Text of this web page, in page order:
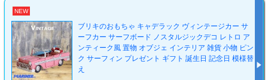
NEW
ブリキのおもちゃ キャデラック ヴィンテージカー サ
ーフカー サーフボード ノスタルジックデコ レトロ ア
ンティーク風 置物 オブジェ インテリア 雑貨 小物 ピン
ク サーフィン プレゼント ギフト 誕生日 記念日 模様替
え